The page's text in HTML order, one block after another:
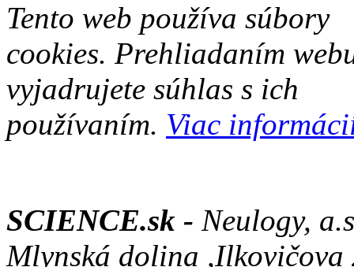
Tento web používa súbory
cookies. Prehliadaním
vyjadrujete súhlas s ich
používaním. Viac
SCIENCE.sk - Neulogy,
Mlynská dolina ,Ilkovičova